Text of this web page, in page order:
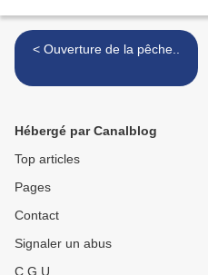
< Ouverture de la pêche..
Hébergé par Canalblog
Top articles
Pages
Contact
Signaler un abus
C.G.U.